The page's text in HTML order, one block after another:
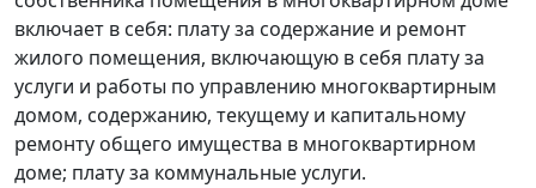
включает в себя: плату за содержание и ремонт
жилого помещения, включающую в себя плату за
услуги и работы по управлению многоквартирным
домом, содержанию, текущему и капитальному
ремонту общего имущества в многоквартирном
доме; плату за коммунальные услуги.